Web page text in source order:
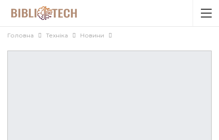
Головна Техніка Новини